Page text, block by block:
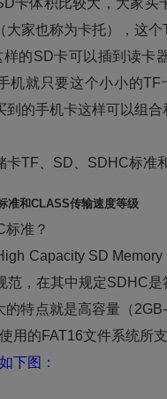
卡体积比较大，大家买
大家也称为卡托），这
样的SD卡可以插到读
机就只要这个小小的
到的手机卡这样可以组合
准和CLASS传输速度等级
准？
Capacity SD Memory
范，在其中规定SDHC
点就是高容量（2GB-
用的FAT16文件系统所
下图：